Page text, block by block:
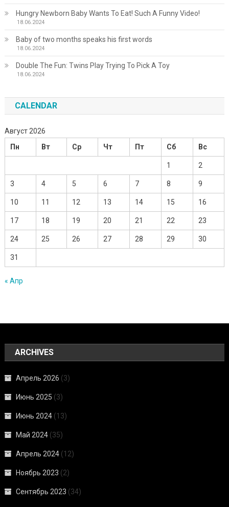
Hungry Newborn Baby Wants To Eat! Such A Funny Video!
18.06.2024
Baby of two months speaks his first words
18.06.2024
Double The Fun: Twins Play Trying To Pick A Toy
18.06.2024
CALENDAR
Август 2026
Пн
Вт Ср Чт Пт Сб Вс
1 2
3 4 5 6 7 8 9
10 11 12 13 14 15 16
17 18 19 20 21 22 23
24 25 26 27 28 29 30
31
« Апр
ARCHIVES
Апрель 2026 (3)
Июнь 2025 (3)
Июнь 2024 (13)
Май 2024 (35)
Апрель 2024 (12)
Ноябрь 2023 (2)
Сентябрь 2023 (34)